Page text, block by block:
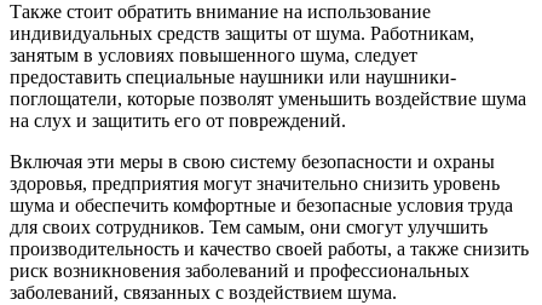
Также стоит обратить внимание на использование
индивидуальных средств защиты от шума. Работникам,
занятым в условиях повышенного шума, следует
предоставить специальные наушники или наушники-
поглощатели, которые позволят уменьшить воздействие шума
на слух и защитить его от повреждений.
Включая эти меры в свою систему безопасности и охраны
здоровья, предприятия могут значительно снизить уровень
шума и обеспечить комфортные и безопасные условия труда
для своих сотрудников. Тем самым, они смогут улучшить
производительность и качество своей работы, а также снизить
риск возникновения заболеваний и профессиональных
заболеваний, связанных с воздействием шума.